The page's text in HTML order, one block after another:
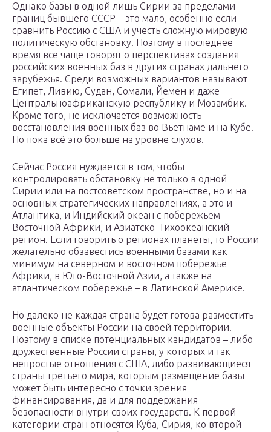
Однако базы в одной лишь Сирии за пределами
границ бывшего СССР – это мало, особенно если
сравнить Россию с США и учесть сложную мировую
политическую обстановку. Поэтому в последнее
время все чаще говорят о перспективах создания
российских военных баз в других странах дальнего
зарубежья. Среди возможных вариантов называют
Египет, Ливию, Судан, Сомали, Йемен и даже
Центральноафриканскую республику и Мозамбик.
Кроме того, не исключается возможность
восстановления военных баз во Вьетнаме и на Кубе.
Но пока всё это больше на уровне слухов.
Сейчас Россия нуждается в том, чтобы
контролировать обстановку не только в одной
Сирии или на постсоветском пространстве, но и на
основных стратегических направлениях, а это и
Атлантика, и Индийский океан с побережьем
Восточной Африки, и Азиатско-Тихоокеанский
регион. Если говорить о регионах планеты, то России
желательно обзавестись военными базами как
минимум на северном и восточном побережье
Африки, в Юго-Восточной Азии, а также на
атлантическом побережье – в Латинской Америке.
Но далеко не каждая страна будет готова разместить
военные объекты России на своей территории.
Поэтому в списке потенциальных кандидатов – либо
дружественные России страны, у которых и так
непростые отношения с США, либо развивающиеся
страны третьего мира, которым размещение базы
может быть интересно с точки зрения
финансирования, да и для поддержания
безопасности внутри своих государств. К первой
категории стран относятся Куба, Сирия, ко второй –